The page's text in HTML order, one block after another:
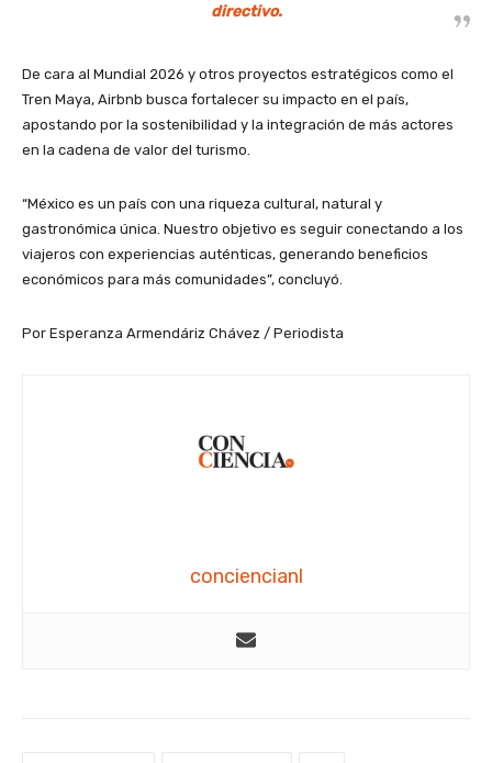
directivo.
De cara al Mundial 2026 y otros proyectos estratégicos como el
Tren Maya, Airbnb busca fortalecer su impacto en el país,
apostando por la sostenibilidad y la integración de más actores
en la cadena de valor del turismo.
“México es un país con una riqueza cultural, natural y
gastronómica única. Nuestro objetivo es seguir conectando a los
viajeros con experiencias auténticas, generando beneficios
económicos para más comunidades”, concluyó.
Por Esperanza Armendáriz Chávez / Periodista
conciencianl